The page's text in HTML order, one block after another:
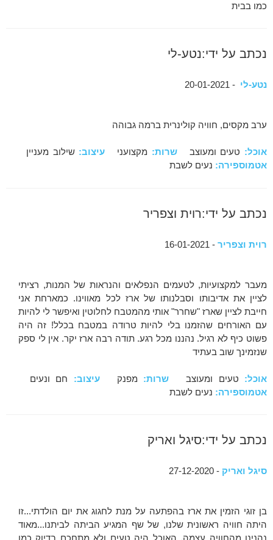
כמו בבית
נכתב על ידי:נטע-לי
נטע-לי - 20-01-2021
ערב מקסים, חוויה קולינרית ברמה גבוהה
אוכל: טעים ומעוצבשרות: מקצועני עיצוב: שילוב מעניין
אטמוספירה: נעים לשבת
נכתב על ידי:רוית וצפריר
רוית וצפריר - 16-01-2021
מעבר למקצועיות, לטעמים הנפלאים והנראות של המנות, רציתי
לציין את אדיבותו וסבלנותו של ארז לכל מאווינו. כמארחת אני
חייבת לציין שארז "שחרר" אותי מהמטבח לחלוטין ואיפשר לי להיות
עם האורחים שהזמנו בלי להיות טרודה במטבח בכלל! זה היה
פשוט כיף לא רגיל. נהננו מכל רגע. תודה רבה ארז יקר. אין לי ספק
שנזמינך שוב בעתיד
אוכל: טעים ומעוצב שרות: מפנקעיצוב: חם ונעים
אטמוספירה: נעים לשבת
נכתב על ידי:סיגל ואריק
סיגל ואריק - 27-12-2020
בן זוגי הזמין את ארז בהפתעה על מנת לחגוג את יום הולדתי...זו
היתה חוויה ראשונית שלנו, של שף המגיע הביתה לביתנו...מאוד
נהנינו מהחוויה עצמה, האוכל היה טעים ולא מתחכם בדיוק כמו